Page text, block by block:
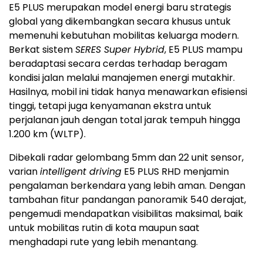
E5 PLUS merupakan model energi baru strategis
global yang dikembangkan secara khusus untuk
memenuhi kebutuhan mobilitas keluarga modern.
Berkat sistemSERES Super Hybrid, E5 PLUS mampu
beradaptasi secara cerdas terhadap beragam
kondisi jalan melalui manajemen energi mutakhir.
Hasilnya, mobil ini tidak hanya menawarkan efisiensi
tinggi, tetapi juga kenyamanan ekstra untuk
perjalanan jauh dengan total jarak tempuh hingga
1.200 km (WLTP).
Dibekali radar gelombang 5mm dan 22 unit sensor,
varianintelligent driving E5 PLUS RHD menjamin
pengalaman berkendara yang lebih aman. Dengan
tambahan fitur pandangan panoramik 540 derajat,
pengemudi mendapatkan visibilitas maksimal, baik
untuk mobilitas rutin di kota maupun saat
menghadapi rute yang lebih menantang.